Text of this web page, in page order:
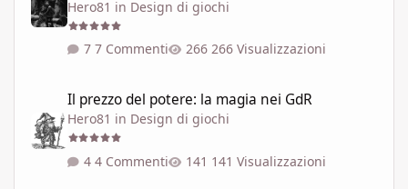
Hero81 in Design di giochi
7 Commenti 266 Visualizzazioni
Il prezzo del potere: la magia nei GdR
Hero81 in Design di giochi
4 Commenti 141 Visualizzazioni